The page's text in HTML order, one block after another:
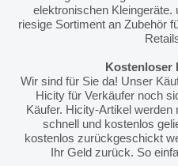
elektronischen
riesige Sortiment an Zubehör
Kostenloser
Wir sind für Sie da! Unser
Hicity für Verkäufer noch
Käufer. Hicity-Artikel
schnell und kostenlos
kostenlos zurückgeschickt
Ihr Geld zurück. So